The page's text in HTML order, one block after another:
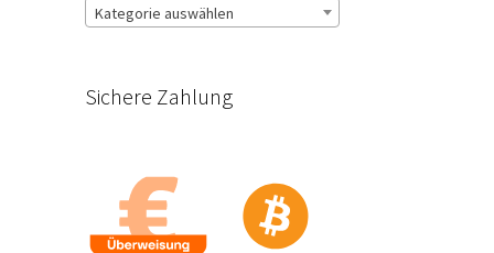
Kategorie auswählen
Sichere Zahlung